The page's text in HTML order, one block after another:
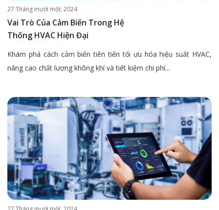
27 Tháng mười một, 2024
Vai Trò Của Cảm Biến Trong Hệ
Thống HVAC Hiện Đại
Khám phá cách cảm biến tiên tiến tối ưu hóa hiệu suất HVAC,
nâng cao chất lượng không khí và tiết kiệm chi phí...